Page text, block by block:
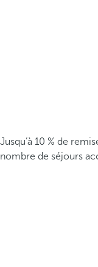
Jusqu’à 10 % de
nombre de séjours